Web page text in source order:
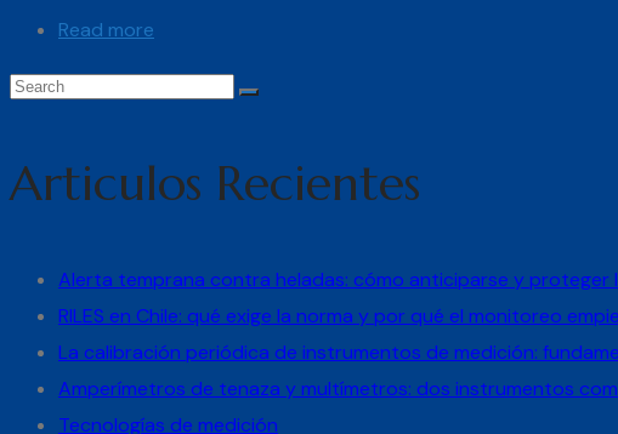
Read more
Articulos Recientes
Alerta temprana contra heladas: cómo anticiparse y proteger
RILES en Chile: qué exige la norma y por qué el monitoreo
La calibración periódica de instrumentos de medición:
Amperímetros de tenaza y multímetros: dos instrumentos
Tecnologías de medición